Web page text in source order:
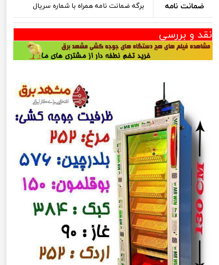
ضمانت نامه برگه ضمانت نامه همراه با شماره سریال
نقد و بررسی